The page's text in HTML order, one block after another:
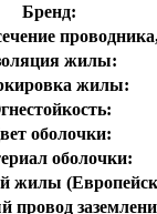
Бренд:
жилы:
жилы:
оболочки:
оболочки:
жилы
провод